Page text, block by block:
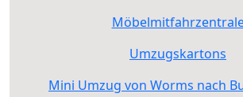
Umzugskartons
Mini Umzug von Worms nach